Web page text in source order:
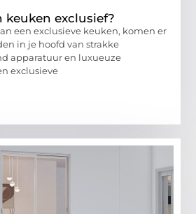
keuken exclusief?
een exclusieve keuken, komen er
in je hoofd van strakke
apparatuur en luxueuze
exclusieve